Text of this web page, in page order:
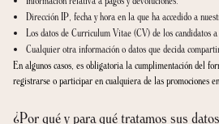
Domicilio social: Can Sunyer, 46 -
CIF: B17412834
e-mail:
CASA CACAO GIRONA ha designado una